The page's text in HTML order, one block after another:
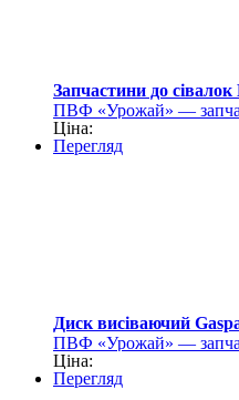
Запчастини до
ПВФ «Урожай» —
Ціна:
Перегляд
Диск висіваючий
ПВФ «Урожай» —
Ціна:
Перегляд